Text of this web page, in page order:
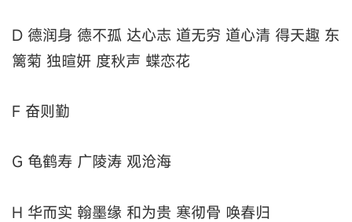
D 德润身 德不孤 达心志 道无穷 道心清 得天趣 东
篱菊 独暄妍 度秋声 蝶恋花
F 奋则勤
G 龟鹤寿 广陵涛 观沧海
H 华而实 翰墨缘 和为贵 寒彻骨 唤春归